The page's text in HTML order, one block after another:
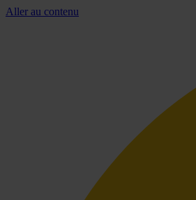
Aller au contenu